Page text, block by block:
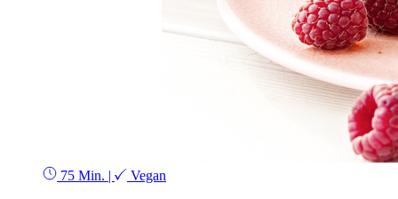
75 Min. | Vegan